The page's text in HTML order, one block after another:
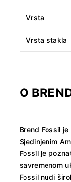
Vrsta
Vrsta stakla
O
Brend Fossil
Sjedinjenim
Fossil je
savremenom
Fossil nudi